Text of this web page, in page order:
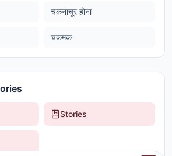
चकनाचूर होना
चकमक
Stories